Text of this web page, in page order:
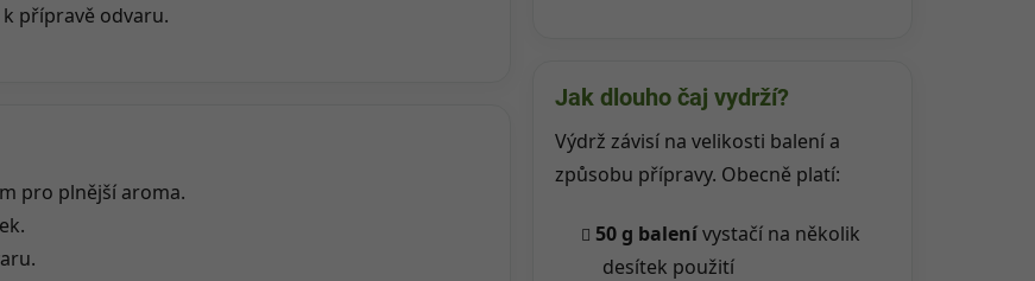
přípravě odvaru.
pro plnější aroma.
Jak dlouho čaj vydrží?
Výdrž závisí na velikosti balení a
způsobu přípravy. Obecně platí:
50 g balenívystačí na několik
desítek použití